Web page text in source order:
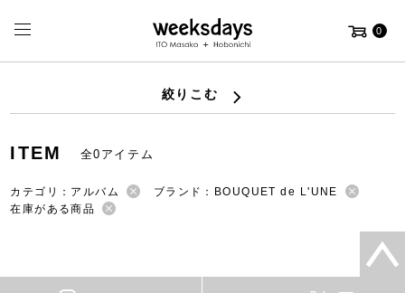
0
絞りこむ
ITEM 全0アイテム
カテゴリ：アルバム
ブランド：BOUQUET de L'UNE
在庫がある商品